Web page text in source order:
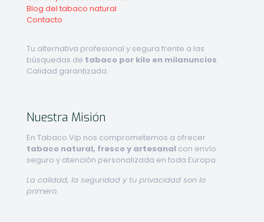
Blog del tabaco natural
Contacto
Tu alternativa profesional y segura frente a las
búsquedas de tabaco por kilo en milanuncios.
Calidad garantizada.
Nuestra Misión
En Tabaco.Vip nos comprometemos a ofrecer
tabaco natural, fresco y artesanal con envío
seguro y atención personalizada en toda Europa.
La calidad, la seguridad y tu privacidad son lo
primero.